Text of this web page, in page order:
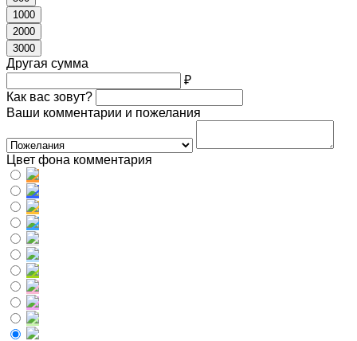
1000
2000
3000
Другая сумма
₽
Как вас зовут?
Ваши комментарии и пожелания
Цвет фона комментария